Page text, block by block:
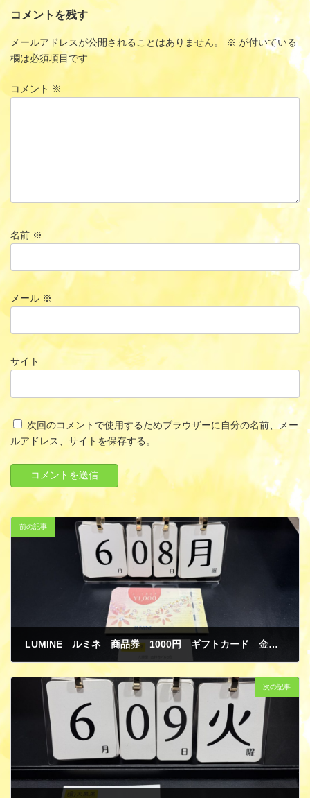
コメントを残す
メールアドレスが公開されることはありません。 ※ が付いている
欄は必須項目です
コメント ※
名前 ※
メール ※
サイト
次回のコメントで使用するためブラウザーに自分の名前、メー
ルアドレス、サイトを保存する。
前の記事
LUMINE ルミネ 商品券 1000円 ギフトカード 金券 買取
次の記事